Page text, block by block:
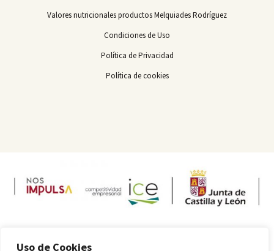
Uso de Cookies
Valores nutricionales productos Melquiades Rodríguez
Condiciones de Uso
Política de Privacidad
Política de cookies